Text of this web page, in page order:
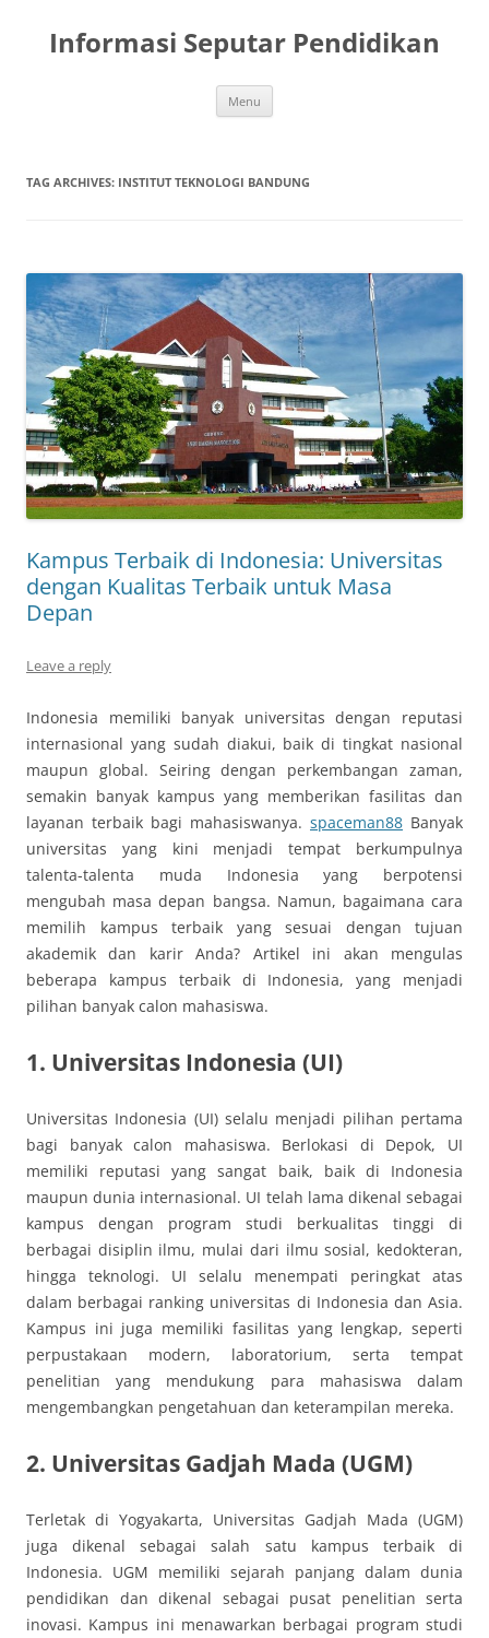
content
Informasi Seputar Pendidikan
Menu
TAG ARCHIVES: INSTITUT TEKNOLOGI BANDUNG
Kampus Terbaik di Indonesia: Universitas
dengan Kualitas Terbaik untuk Masa
Depan
Leave a reply
Indonesia memiliki banyak universitas dengan reputasi
internasional yang sudah diakui, baik di tingkat nasional
maupun global. Seiring dengan perkembangan zaman,
semakin banyak kampus yang memberikan fasilitas dan
layanan terbaik bagi mahasiswanya. spaceman88 Banyak
universitas yang kini menjadi tempat berkumpulnya
talenta-talenta muda Indonesia yang berpotensi
mengubah masa depan bangsa. Namun, bagaimana cara
memilih kampus terbaik yang sesuai dengan tujuan
akademik dan karir Anda? Artikel ini akan mengulas
beberapa kampus terbaik di Indonesia, yang menjadi
pilihan banyak calon mahasiswa.
1. Universitas Indonesia (UI)
Universitas Indonesia (UI) selalu menjadi pilihan pertama
bagi banyak calon mahasiswa. Berlokasi di Depok, UI
memiliki reputasi yang sangat baik, baik di Indonesia
maupun dunia internasional. UI telah lama dikenal sebagai
kampus dengan program studi berkualitas tinggi di
berbagai disiplin ilmu, mulai dari ilmu sosial, kedokteran,
hingga teknologi. UI selalu menempati peringkat atas
dalam berbagai ranking universitas di Indonesia dan Asia.
Kampus ini juga memiliki fasilitas yang lengkap, seperti
perpustakaan modern, laboratorium, serta tempat
penelitian yang mendukung para mahasiswa dalam
mengembangkan pengetahuan dan keterampilan mereka.
2. Universitas Gadjah Mada (UGM)
Terletak di Yogyakarta, Universitas Gadjah Mada (UGM)
juga dikenal sebagai salah satu kampus terbaik di
Indonesia. UGM memiliki sejarah panjang dalam dunia
pendidikan dan dikenal sebagai pusat penelitian serta
inovasi. Kampus ini menawarkan berbagai program studi